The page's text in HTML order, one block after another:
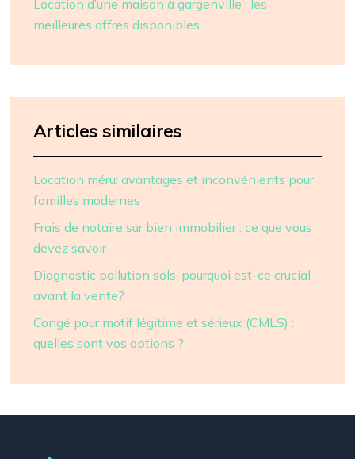
Location d’une maison à gargenville : les
meilleures offres disponibles
Articles similaires
Location méru: avantages et inconvénients pour
familles modernes
Frais de notaire sur bien immobilier : ce que vous
devez savoir
Diagnostic pollution sols, pourquoi est-ce crucial
avant la vente?
Congé pour motif légitime et sérieux (CMLS) :
quelles sont vos options ?